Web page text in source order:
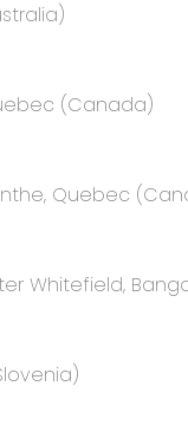
(Canada)
Quebec
Whitefield,